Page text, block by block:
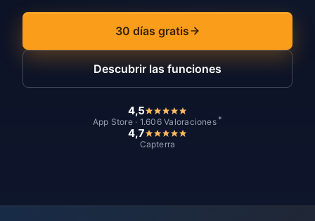
30 días gratis
Descubrir las funciones
4,5
App Store · 1.606 Valoraciones *
4,7
Capterra